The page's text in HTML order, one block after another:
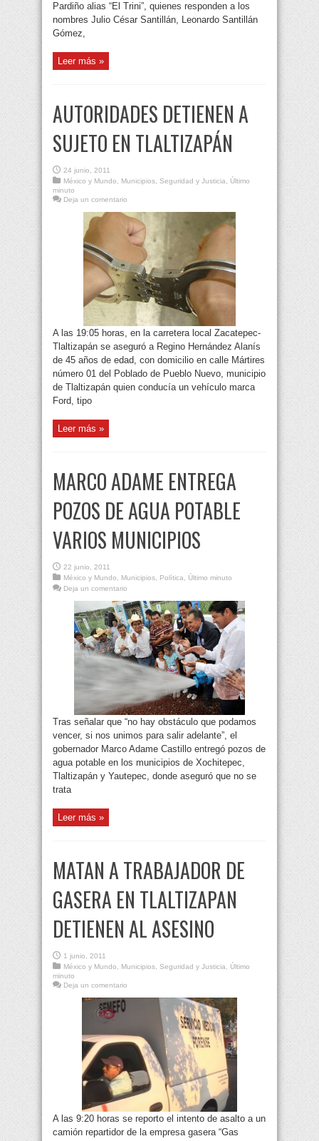
Pardiño alias “El Trini”, quienes responden a los
nombres Julio César Santillán, Leonardo Santillán
Gómez,
Leer más »
AUTORIDADES DETIENEN A
SUJETO EN TLALTIZAPÁN
24 junio, 2011
México y Mundo, Municipios, Seguridad y Justicia, Último
minuto
Deja un comentario
A las 19:05 horas, en la carretera local Zacatepec-
Tlaltizapán se aseguró a Regino Hernández Alanís
de 45 años de edad, con domicilio en calle Mártires
número 01 del Poblado de Pueblo Nuevo, municipio
de Tlaltizapán quien conducía un vehículo marca
Ford, tipo
Leer más »
MARCO ADAME ENTREGA
POZOS DE AGUA POTABLE
VARIOS MUNICIPIOS
22 junio, 2011
México y Mundo
Municipios Política
Último minuto
Deja un comentario
Tras señalar que “no hay obstáculo que podamos
vencer, si nos unimos para salir adelante”, el
gobernador Marco Adame Castillo entregó pozos de
agua potable en los municipios de Xochitepec,
Tlaltizapán y Yautepec, donde aseguró que no se
trata
Leer más »
MATAN A TRABAJADOR DE
GASERA EN TLALTIZAPAN
DETIENEN AL ASESINO
1 junio, 2011
México y Mundo
Municipios Seguridad y Justicia
Último
minuto
Deja un comentario
A las 9:20 horas se reporto el intento de asalto a un
camión repartidor de la empresa gasera “Gas